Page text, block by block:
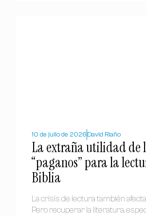
10 de julio de 2026 David Riaño
La extraña utilidad de
“paganos” para la
Biblia
La crisis de lectura también afecta
Pero recuperar la literatura,